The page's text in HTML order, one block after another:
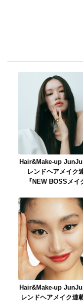
Hair&Make-up
レンドヘアメイク
『NEW BOSSメイ
Hair&Make-up
レンドヘアメイク連